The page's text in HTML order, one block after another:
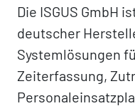
Die ISGUS GmbH
deutscher
Systemlösungen
Zeiterfassung,